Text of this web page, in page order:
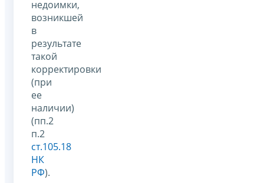
недоимки,
возникшей
в
результате
такой
корректировки
(при
ее
наличии)
(пп.2
п.2
ст.105.18
НК
РФ).